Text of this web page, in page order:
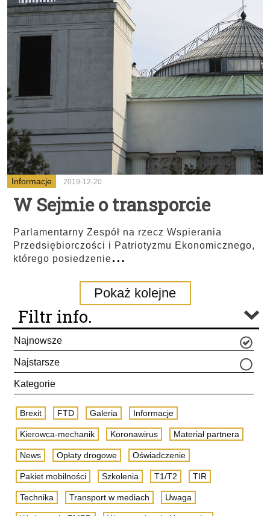
Informacje 2019-12-20
W Sejmie o transporcie
Parlamentarny Zespół na rzecz Wspierania
Przedsiębiorczości i Patriotyzmu Ekonomicznego,
którego posiedzenie...
Pokaż kolejne
Filtr info.
Najnowsze
Najstarsze
Kategorie
Brexit FTD Galeria Informacje
Kierowca-mechanik Koronawirus Materiał partnera
News Opłaty drogowe Oświadczenie
Pakiet mobilności Szkolenia T1/T2 TIR
Technika Transport w mediach Uwaga